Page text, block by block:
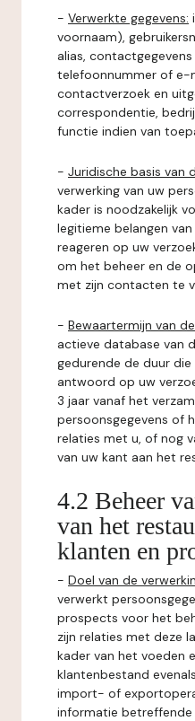
- Verwerkte gegevens:
voornaam),
alias,
telefoonnummer of e-
contactverzoek en
correspondentie,
functie indien van
- Juridische basis van
verwerking van uw
kader is noodzakelijk
legitieme belangen
reageren op uw
om het beheer en de
met zijn contacten te
- Bewaartermijn van
actieve database van
gedurende de duur
antwoord op uw
3 jaar vanaf het
persoonsgegevens of
relaties met u, of nog
van uw kant aan het
4.2 Beheer
van het
klanten en
- Doel van de
verwerkt
prospects voor het
zijn relaties met deze
kader van het voeden
klantenbestand
import- of
informatie betreffende